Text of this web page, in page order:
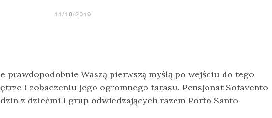
11/19/2019
prawdopodobnie Waszą pierwszą myślą po wejściu do tego
i zobaczeniu jego ogromnego tarasu. Pensjonat Sotavento
z dziećmi i grup odwiedzających razem Porto Santo.